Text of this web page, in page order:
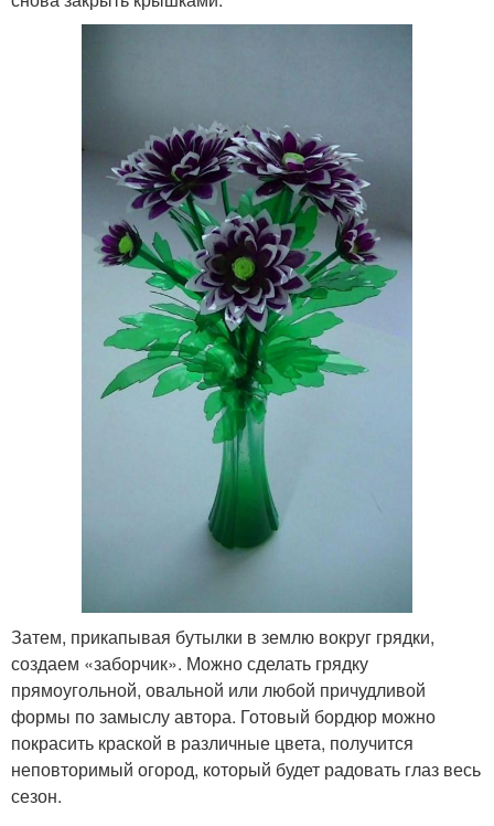
Затем, прикапывая бутылки в землю вокруг грядки,
создаем «заборчик». Можно сделать грядку
прямоугольной, овальной или любой причудливой
формы по замыслу автора. Готовый бордюр можно
покрасить краской в различные цвета, получится
неповторимый огород, который будет радовать глаз весь
сезон.